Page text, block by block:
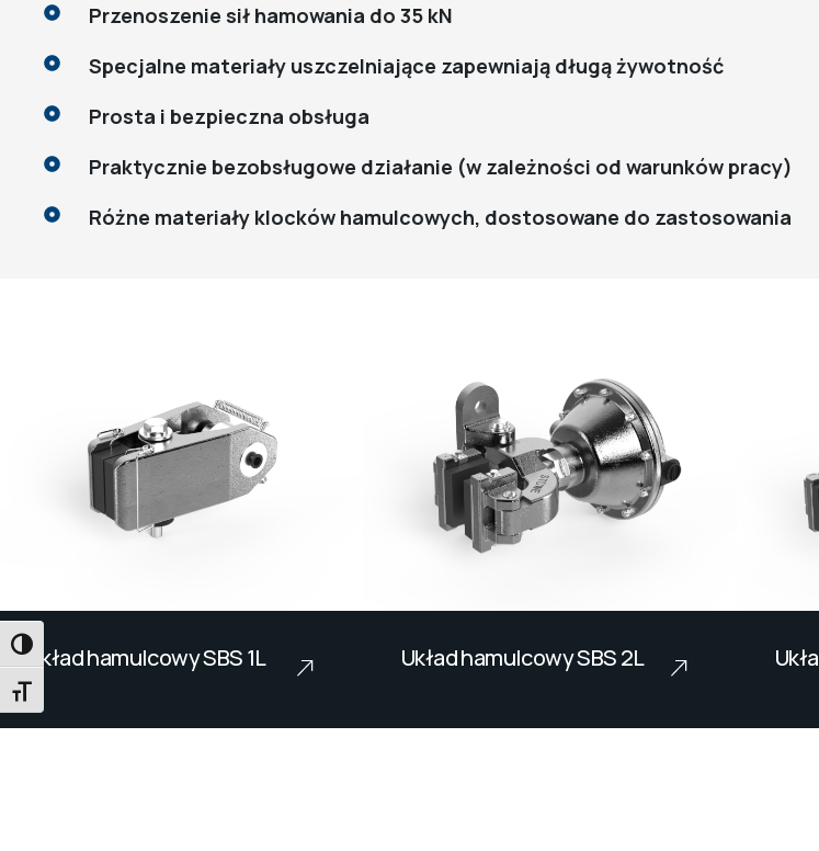
PRZEŁĄCZANIE WYSOKIEGO KONTRASTU
PRZEŁĄCZANIE ROZMIARU CZCIONKI
Przenoszenie sił hamowania do 35 kN
Specjalne materiały uszczelniające zapewniają długą żywotność
Prosta i bezpieczna obsługa
Praktycznie bezobsługowe działanie (w zależności od warunków pracy)
Różne materiały klocków hamulcowych, dostosowane do zastosowania
Układ hamulcowy SBS 1L Układ hamulcowy SBS 2L